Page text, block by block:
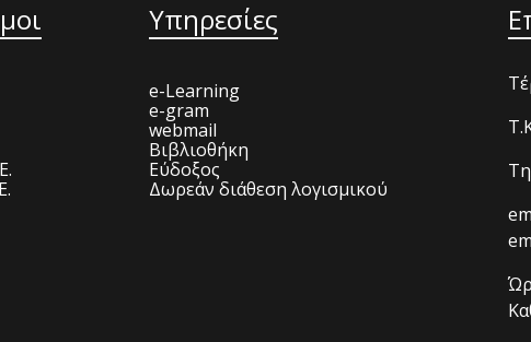
Υπηρεσίες
e-Learning
e-gram
webmail
Βιβλιοθήκη
Εύδοξος
Δωρεάν διάθεση λογισμικού